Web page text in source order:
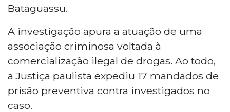
Bataguassu.
A investigação apura a atuação de uma
associação criminosa voltada à
comercialização ilegal de drogas. Ao todo,
a Justiça paulista expediu 17 mandados de
prisão preventiva contra investigados no
caso.